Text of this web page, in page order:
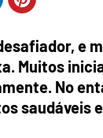
e
Muitos
No
saudáveis